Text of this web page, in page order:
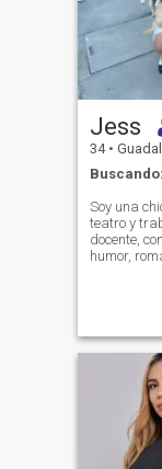
Jess
34 •
Buscando:
Soy una chica que
teatro y
docente,
humor,
he
satisfecha